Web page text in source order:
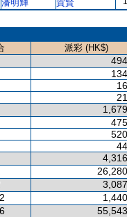
潘明輝 賀賢
派彩 (HK$)